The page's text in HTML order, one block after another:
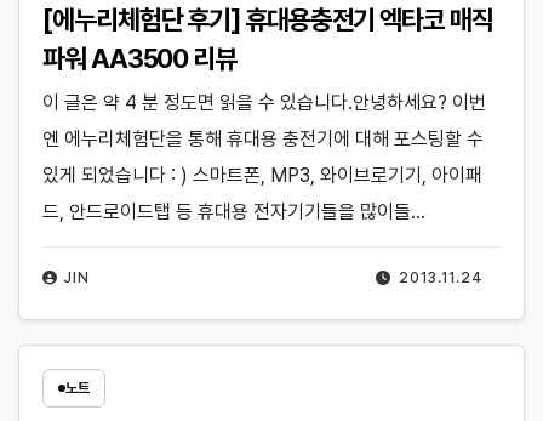
[에누리체험단 후기] 휴대용충전기 엑타코 매직
파워 AA3500 리뷰
2013.11.24
JIN
이 글은 약 4 분 정도면 읽을 수 있습니다.안녕하세요? 이번
엔 에누리체험단을 통해 휴대용 충전기에 대해 포스팅할 수
있게 되었습니다 : ) 스마트폰, MP3, 와이브로기기, 아이패
드, 안드로이드탭 등 휴대용 전자기기들을 많이들…
노트